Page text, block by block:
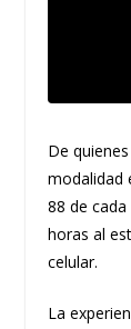
De
modalidad
88 de
horas al
celular.
La